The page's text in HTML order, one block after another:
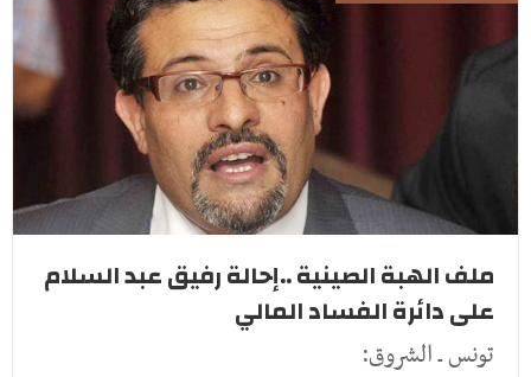
ملف الهبة الصينية ..إحالة رفيق عبد السلام
على دائرة الفساد المالي
تونس ـ الشروق: